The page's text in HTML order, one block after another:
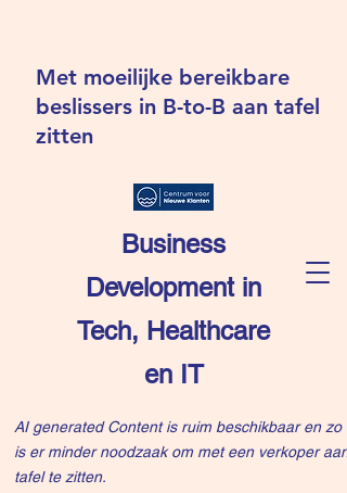
Business
Development in
Tech, Healthcare
en IT
Met moeilijke bereikbare
beslissers in B-to-B aan tafel
zitten
AI generated Content is ruim beschikbaar en zo
is er minder noodzaak om met een verkoper aan
tafel te zitten.